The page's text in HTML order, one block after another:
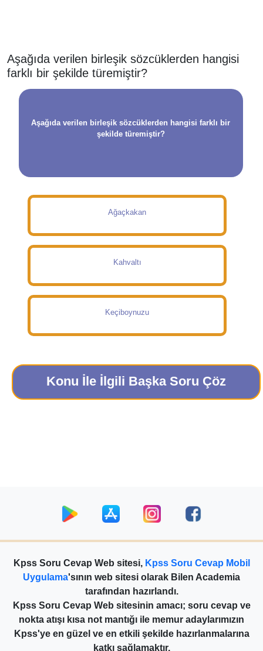
Aşağıda verilen birleşik sözcüklerden hangisi
farklı bir şekilde türemiştir?
Aşağıda verilen birleşik sözcüklerden hangisi farklı bir
şekilde türemiştir?
Ağaçkakan
Kahvaltı
Keçiboynuzu
Konu İle İlgili Başka Soru Çöz
Kpss Soru Cevap Web sitesi, Kpss Soru Cevap Mobil
Uygulama'sının web sitesi olarak Bilen Academia
tarafından hazırlandı.
Kpss Soru Cevap Web sitesinin amacı; soru cevap ve
nokta atışı kısa not mantığı ile memur adaylarımızın
Kpss'ye en güzel ve en etkili şekilde hazırlanmalarına
katkı sağlamaktır.